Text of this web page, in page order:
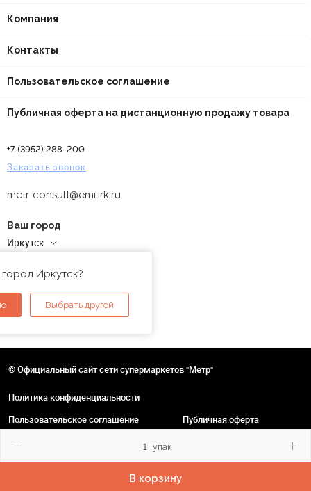
упак
В корзину
Компания
Контакты
Пользовательское соглашение
Публичная оферта на дистанционную продажу товара
+7 (3952) 288-200
Заказать звонок
metr-consult@emi.irk.ru
Ваш город
Иркутск
Иркутск?
Выбрать другой
© Официальный сайт сети супермаркетов "Метр"
Политика конфиденциальности
Пользовательское соглашение
Публичная оферта